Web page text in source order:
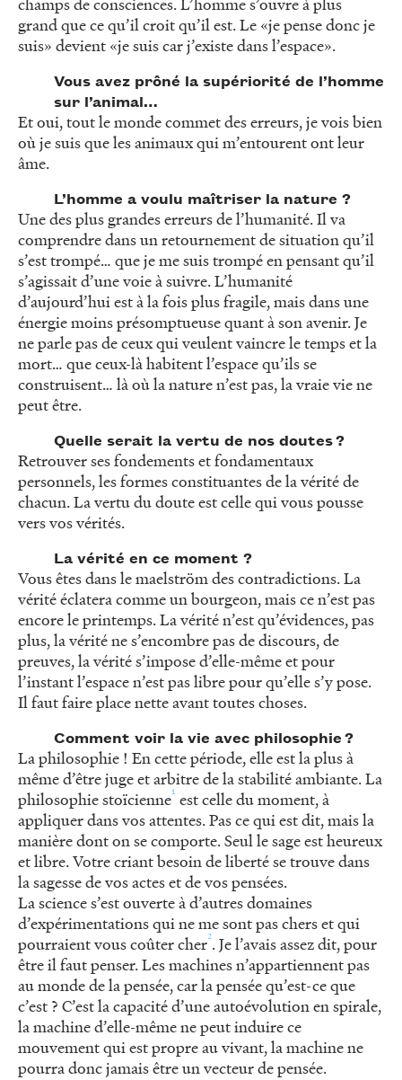
grand que ce qu’il croit qu’il est. Le «je pense donc je
suis» devient «je suis car j’existe dans l’espace».
Vous avez prôné la supériorité de l’homme
sur l’animal…
Et oui, tout le monde commet des erreurs, je vois bien
où je suis que les animaux qui m’entourent ont leur
âme.
L’homme a voulu maîtriser la nature ?
Une des plus grandes erreurs de l’humanité. Il va
comprendre dans un retournement de situation qu’il
s’est trompé… que je me suis trompé en pensant qu’il
s’agissait d’une voie à suivre. L’humanité
d’aujourd’hui est à la fois plus fragile, mais dans une
énergie moins présomptueuse quant à son avenir. Je
ne parle pas de ceux qui veulent vaincre le temps et la
mort… que ceux-là habitent l’espace qu’ils se
construisent… là où la nature n’est pas, la vraie vie ne
peut être.
Quelle serait la vertu de nos doutes ?
Retrouver ses fondements et fondamentaux
personnels, les formes constituantes de la vérité de
chacun. La vertu du doute est celle qui vous pousse
vers vos vérités.
La vérité en ce moment ?
Vous êtes dans le maelström des contradictions. La
vérité éclatera comme un bourgeon, mais ce n’est pas
encore le printemps. La vérité n’est qu’évidences, pas
plus, la vérité ne s’encombre pas de discours, de
preuves, la vérité s’impose d’elle-même et pour
l’instant l’espace n’est pas libre pour qu’elle s’y pose.
Il faut faire place nette avant toutes choses.
Comment voir la vie avec philosophie ?
La philosophie ! En cette période, elle est la plus à
même d’être juge et arbitre de la stabilité ambiante. La
philosophie stoïcienne1 est celle du moment, à
appliquer dans vos attentes. Pas ce qui est dit, mais la
manière dont on se comporte. Seul le sage est heureux
et libre. Votre criant besoin de liberté se trouve dans
la sagesse de vos actes et de vos pensées.
La science s’est ouverte à d’autres domaines
d’expérimentations qui ne me sont pas chers et qui
pourraient vous coûter cher2. Je l’avais assez dit, pour
être il faut penser. Les machines n’appartiennent pas
au monde de la pensée, car la pensée qu’est-ce que
c’est ? C’est la capacité d’une autoévolution en spirale,
la machine d’elle-même ne peut induire ce
mouvement qui est propre au vivant, la machine ne
pourra donc jamais être un vecteur de pensée.